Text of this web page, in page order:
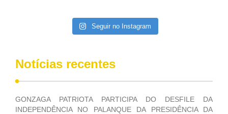
Seguir no Instagram
Notícias recentes
GONZAGA PATRIOTA PARTICIPA DO DESFILE DA
INDEPENDÊNCIA NO PALANQUE DA PRESIDÊNCIA DA